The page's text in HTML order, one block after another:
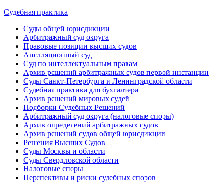
Судебная практика
Суды общей юрисдикции
Арбитражный суд округа
Правовые позиции высших судов
Апелляционный суд
Суд по интеллектуальным правам
Архив решений арбитражных судов первой инстанции
Суды Санкт-Петербурга и Ленинградской области
Судебная практика для бухгалтера
Архив решений мировых судей
Подборки Судебных Решений
Арбитражный суд округа (налоговые споры)
Архив определений арбитражных судов
Архив решений судов общей юрисдикции
Решения Высших Судов
Суды Москвы и области
Суды Свердловской области
Налоговые споры
Перспективы и риски судебных споров